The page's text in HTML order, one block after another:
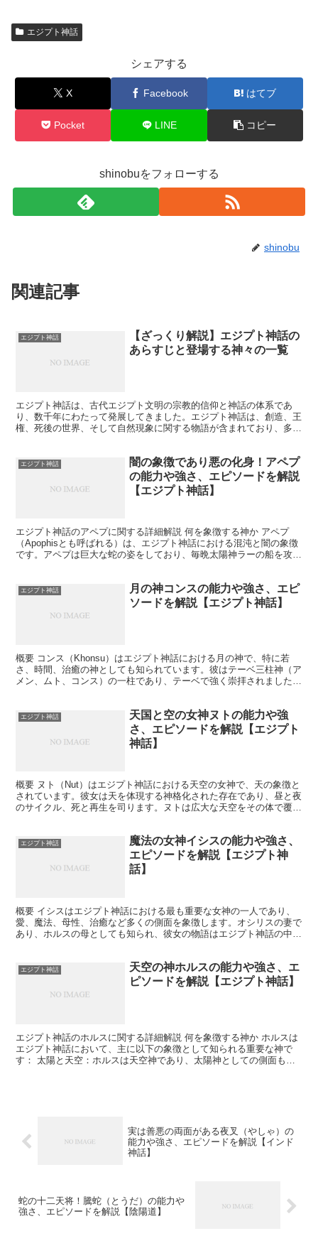
エジプト神話
シェアする
X Facebook はてブ
Pocket LINE コピー
shinobuをフォローする
shinobu
関連記事
エジプト神話
【ざっくり解説】エジプト神話の
あらすじと登場する神々の一覧
エジプト神話は、古代エジプト文明の宗教的信仰と神話の体系であ
り、数千年にわたって発展してきました。エジプト神話は、創造、王
権、死後の世界、そして自然現象に関する物語が含まれており、多く
エジプト神話
闇の象徴であり悪の化身！アペプ
の能力や強さ、エピソードを解説
【エジプト神話】
エジプト神話のアペプに関する詳細解説 何を象徴する神か アペプ
（Apophisとも呼ばれる）は、エジプト神話における混沌と闇の象徴
です。アペプは巨大な蛇の姿をしており、毎晩太陽神ラーの船を攻撃
エジプト神話
月の神コンスの能力や強さ、エピ
ソードを解説【エジプト神話】
概要 コンス（Khonsu）はエジプト神話における月の神で、特に若
さ、時間、治癒の神としても知られています。彼はテーベ三柱神（ア
メン、ムト、コンス）の一柱であり、テーベで強く崇拝されました。
エジプト神話
天国と空の女神ヌトの能力や強
さ、エピソードを解説【エジプト
神話】
概要 ヌト（Nut）はエジプト神話における天空の女神で、天の象徴と
されています。彼女は天を体現する神格化された存在であり、昼と夜
のサイクル、死と再生を司ります。ヌトは広大な天空をその体で覆う
エジプト神話
魔法の女神イシスの能力や強さ、
エピソードを解説【エジプト神
話】
概要 イシスはエジプト神話における最も重要な女神の一人であり、
愛、魔法、母性、治癒など多くの側面を象徴します。オシリスの妻で
あり、ホルスの母としても知られ、彼女の物語はエジプト神話の中心
エジプト神話
天空の神ホルスの能力や強さ、エ
ピソードを解説【エジプト神話】
エジプト神話のホルスに関する詳細解説 何を象徴する神か ホルスは
エジプト神話において、主に以下の象徴として知られる重要な神で
す： 太陽と天空：ホルスは天空神であり、太陽神としての側面も持
実は善悪の両面がある夜叉（やしゃ）の
能力や強さ、エピソードを解説【インド
神話】
蛇の十二天将！騰蛇（とうだ）の能力や
強さ、エピソードを解説【陰陽道】